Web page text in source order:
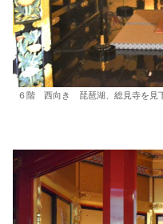
６階 西向き 琵琶湖、総見寺を見